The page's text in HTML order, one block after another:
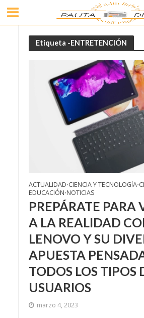
Etiqueta -ENTRETENCIÓN
ACTUALIDAD•CIENCIA Y TECNOLOGÍA•
EDUCACIÓN•NOTICIAS
PREPÁRATE PARA
A LA REALIDAD
LENOVO Y SU
APUESTA
TODOS LOS TIPOS
USUARIOS
marzo 4, 2023